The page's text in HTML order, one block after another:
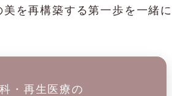
を再構築する第一歩を一緒に
・再生医療の